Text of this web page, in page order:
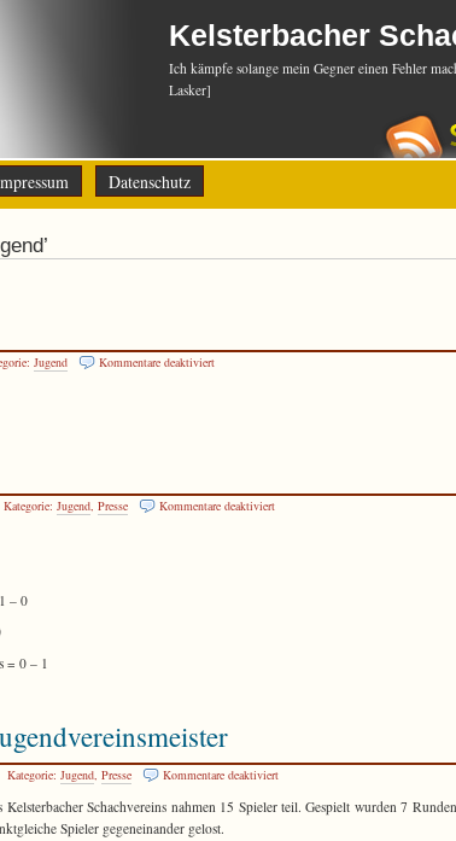
Kelsterbacher
Ich kämpfe solange mein Gegner einen Fehler
Lasker]
Datenschutz
Jugend Kommentare deaktiviertfür
Kategorie: Jugend, Presse Kommentare deaktiviertfür
– 0
= 0 – 1
Kategorie: Jugend, Presse Kommentare deaktiviertfür
Tudose
Kelsterbacher Schachvereins nahmen 15 Spieler teil. Gespielt wurden 7
Spieler gegeneinander gelost.